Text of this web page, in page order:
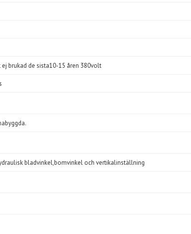
brukad de sista10-15 åren 380volt
bladvinkel,bomvinkel och vertikalinställning